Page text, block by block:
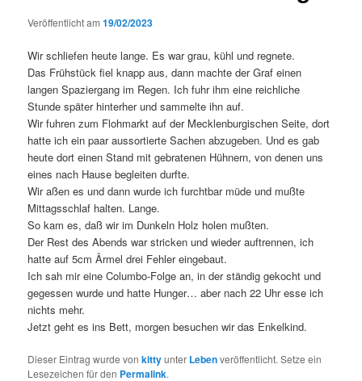
Veröffentlicht am19/02/2023
Wir schliefen heute lange. Es war grau, kühl und regnete.
Das Frühstück fiel knapp aus, dann machte der Graf einen
langen Spaziergang im Regen. Ich fuhr ihm eine reichliche
Stunde später hinterher und sammelte ihn auf.
Wir fuhren zum Flohmarkt auf der Mecklenburgischen Seite, dort
hatte ich ein paar aussortierte Sachen abzugeben. Und es gab
heute dort einen Stand mit gebratenen Hühnern, von denen uns
eines nach Hause begleiten durfte.
Wir aßen es und dann wurde ich furchtbar müde und mußte
Mittagsschlaf halten. Lange.
So kam es, daß wir im Dunkeln Holz holen mußten.
Der Rest des Abends war stricken und wieder auftrennen, ich
hatte auf 5cm Ärmel drei Fehler eingebaut.
Ich sah mir eine Columbo-Folge an, in der ständig gekocht und
gegessen wurde und hatte Hunger… aber nach 22 Uhr esse ich
nichts mehr.
Jetzt geht es ins Bett, morgen besuchen wir das Enkelkind.
Dieser Eintrag wurde vonkittyunter Lebenveröffentlicht. Setze ein
Lesezeichen für den Permalink.